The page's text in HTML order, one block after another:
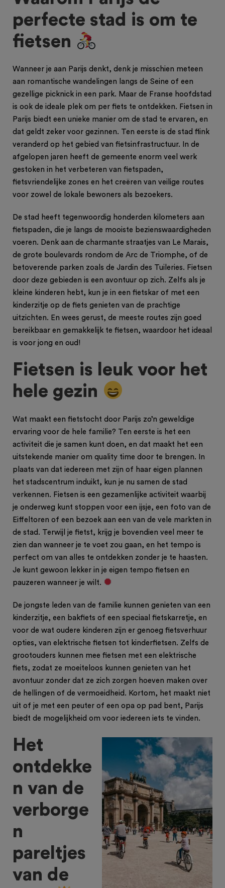
perfecte stad is om te
fietsen
Wanneer je aan Parijs denkt, denk je misschien meteen
aan romantische wandelingen langs de Seine of een
gezellige picknick in een park. Maar de Franse hoofdstad
is ook de ideale plek om per fiets te ontdekken. Fietsen in
Parijs biedt een unieke manier om de stad te ervaren, en
dat geldt zeker voor gezinnen. Ten eerste is de stad flink
veranderd op het gebied van fietsinfrastructuur. In de
afgelopen jaren heeft de gemeente enorm veel werk
gestoken in het verbeteren van fietspaden,
fietsvriendelijke zones en het creëren van veilige routes
voor zowel de lokale bewoners als bezoekers.
De stad heeft tegenwoordig honderden kilometers aan
fietspaden, die je langs de mooiste bezienswaardigheden
voeren. Denk aan de charmante straatjes van Le Marais,
de grote boulevards rondom de Arc de Triomphe, of de
betoverende parken zoals de Jardin des Tuileries. Fietsen
door deze gebieden is een avontuur op zich. Zelfs als je
kleine kinderen hebt, kun je in een fietskar of met een
kinderzitje op de fiets genieten van de prachtige
uitzichten. En wees gerust, de meeste routes zijn goed
bereikbaar en gemakkelijk te fietsen, waardoor het ideaal
is voor jong en oud!
Fietsen is leuk voor het
hele gezin
Wat maakt een fietstocht door Parijs zo’n geweldige
ervaring voor de hele familie? Ten eerste is het een
activiteit die je samen kunt doen, en dat maakt het een
uitstekende manier om quality time door te brengen. In
plaats van dat iedereen met zijn of haar eigen plannen
het stadscentrum induikt, kun je nu samen de stad
verkennen. Fietsen is een gezamenlijke activiteit waarbij
je onderweg kunt stoppen voor een ijsje, een foto van de
Eiffeltoren of een bezoek aan een van de vele markten in
de stad. Terwijl je fietst, krijg je bovendien veel meer te
zien dan wanneer je te voet zou gaan, en het tempo is
perfect om van alles te ontdekken zonder je te haasten.
Je kunt gewoon lekker in je eigen tempo fietsen en
pauzeren wanneer je wilt.
De jongste leden van de familie kunnen genieten van een
kinderzitje, een bakfiets of een speciaal fietskarretje, en
voor de wat oudere kinderen zijn er genoeg fietsverhuur
opties, van elektrische fietsen tot kinderfietsen. Zelfs de
grootouders kunnen mee fietsen met een elektrische
fiets, zodat ze moeiteloos kunnen genieten van het
avontuur zonder dat ze zich zorgen hoeven maken over
de hellingen of de vermoeidheid. Kortom, het maakt niet
uit of je met een peuter of een opa op pad bent, Parijs
biedt de mogelijkheid om voor iedereen iets te vinden.
Het
ontdekke
n van de
verborge
n
pareltjes
van de